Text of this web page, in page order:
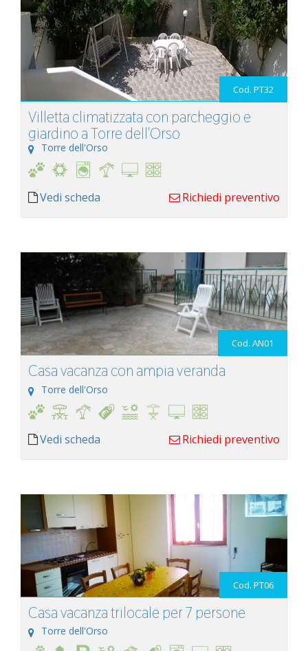
Cod. PT32
Villetta climatizzata con parcheggio e
giardino a Torre dell'Orso
Torre dell'Orso
Vedi scheda Richiedi preventivo
Cod. AN01
Casa vacanza con ampia veranda
Torre dell'Orso
Vedi scheda Richiedi preventivo
Cod. PT06
Casa vacanza trilocale per 7 persone
Torre dell'Orso